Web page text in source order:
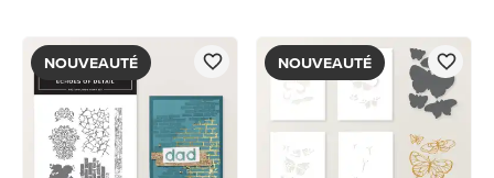
NOUVEAUTÉ NOUVEAUTÉ